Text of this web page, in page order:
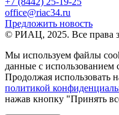
office@riac34.ru
Предложить новость
© РИАЦ, 2025. Все права
Мы используем файлы
данные с использованием
Продолжая использовать
политикой
нажав кнопку "Принять